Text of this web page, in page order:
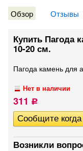
Обзор Отзывы
Купить Пагода
10-20 см.
Пагода камень для
Нет в наличии
311 Р
Возникли